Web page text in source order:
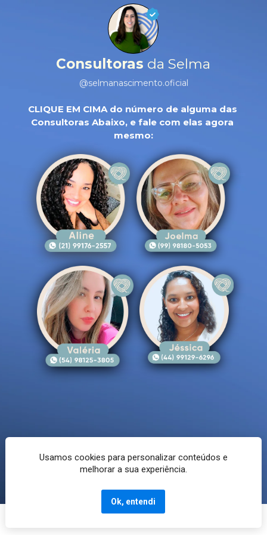
Consultoras da Selma
@selmanascimento.oficial
CLIQUE EM CIMA do número de alguma das
Consultoras Abaixo, e fale com elas agora
mesmo:
Usamos cookies para personalizar conteúdos e
melhorar a sua experiência.
Ok, entendi